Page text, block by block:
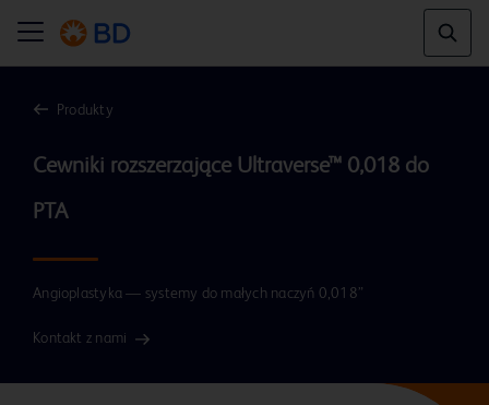
Produkty
Cewniki rozszerzające Ultraverse™ 0,018 do
PTA
Angioplastyka — systemy do małych naczyń 0,018”
Kontakt z nami